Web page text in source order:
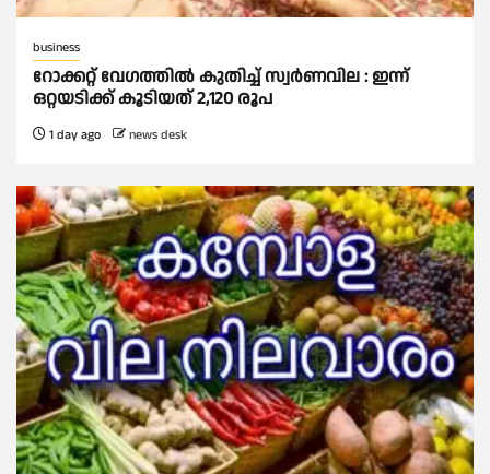
business
റോക്കറ്റ് വേഗത്തില്‍ കുതിച്ച് സ്വര്‍ണവില : ഇന്ന്
ഒറ്റയടിക്ക് കൂടിയത് 2,120 രൂപ
1 day ago news desk